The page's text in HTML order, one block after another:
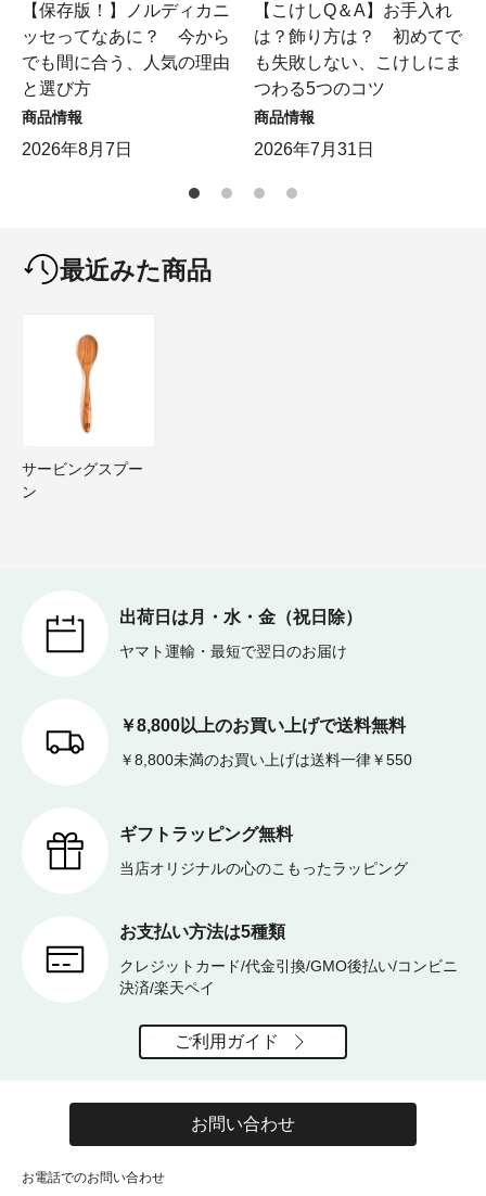
【保存版！】ノルディカニ
ッセってなあに？ 今から
でも間に合う、人気の理由
と選び方
商品情報
2026年8月7日
【こけしQ＆A】お手入れ
は？飾り方は？ 初めてで
も失敗しない、こけしにま
つわる5つのコツ
商品情報
2026年7月31日
最近みた商品
サービングスプー
ン
出荷日は月・水・金（祝日除）
ヤマト運輸・最短で翌日のお届け
￥8,800以上のお買い上げで送料無料
￥8,800未満のお買い上げは送料一律￥550
ギフトラッピング無料
当店オリジナルの心のこもったラッピング
お支払い方法は5種類
クレジットカード/代金引換/GMO後払い/コンビニ
決済/楽天ペイ
ご利用ガイド
お問い合わせ
お電話でのお問い合わせ